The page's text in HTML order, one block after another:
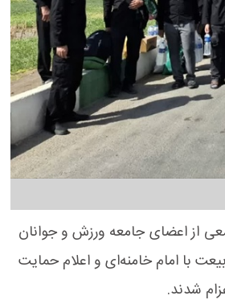
از اعضای جامعه ورزش و جوانان
با امام خامنه‌ای و اعلام حمایت
شدند.